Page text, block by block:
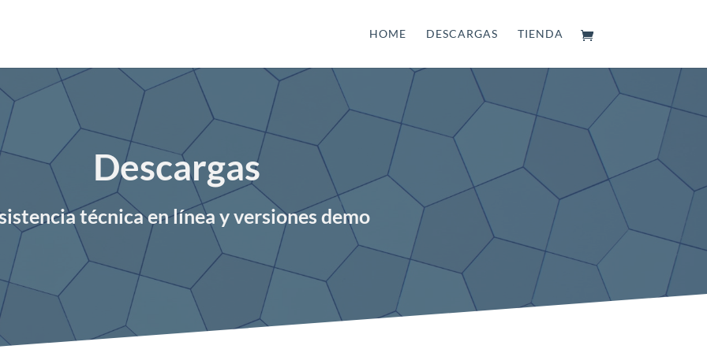
HOME DESCARGAS TIENDA
Descargas
técnica en línea y versiones demo